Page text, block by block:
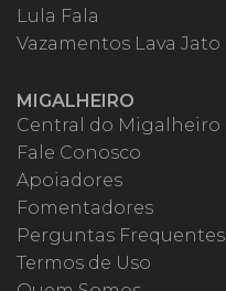
Lula Fala
Vazamentos Lava Jato
MIGALHEIRO
Central do Migalheiro
Fale Conosco
Apoiadores
Fomentadores
Perguntas Frequentes
Termos de Uso